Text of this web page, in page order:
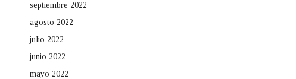
septiembre 2022
agosto 2022
julio 2022
junio 2022
mayo 2022